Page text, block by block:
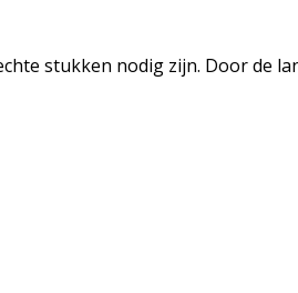
stukken nodig zijn. Door de